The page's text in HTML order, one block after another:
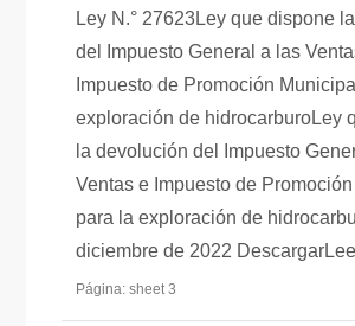
Ley N.° 27623Ley que dispone
del Impuesto General a las
Impuesto de Promoción
exploración de hidrocarburoLey
la devolución del Impuesto
Ventas e Impuesto de Promoción
para la exploración de
diciembre de 2022
Página: sheet 3